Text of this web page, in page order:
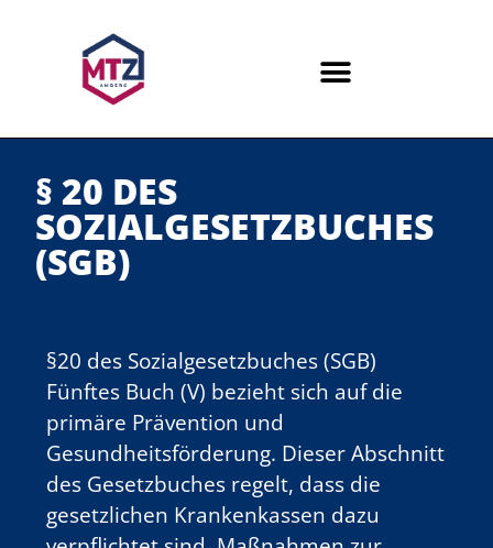
§ 20 DES
SOZIALGESETZBUCHES
(SGB)
§20 des Sozialgesetzbuches (SGB)
Fünftes Buch (V) bezieht sich auf die
primäre Prävention und
Gesundheitsförderung. Dieser Abschnitt
des Gesetzbuches regelt, dass die
gesetzlichen Krankenkassen dazu